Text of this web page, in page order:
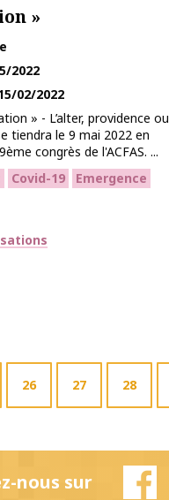
»
2022
02/2022
» - L’alter, providence ou
tiendra le 9 mai 2022 en
congrès de l'ACFAS. ...
Covid-19
Emergence
26 27 28
nous sur